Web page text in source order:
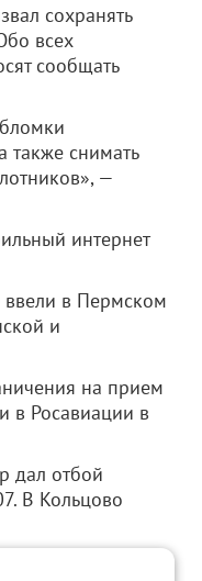
сохранять
всех
сообщать
также снимать
—
интернет
ввели в Пермском
и
на прием
в Росавиации в
дал отбой
В Кольцово